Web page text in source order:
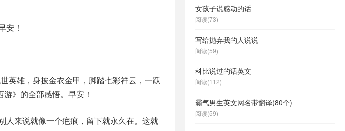
安！
英雄，身披金衣金甲，脚踏七彩祥云，一跃
》的全部感悟。早安！
人来说就像一个疤痕，留下就永久在。这就
女孩子说感动的话
阅读(73)
写给抛弃我的人说说
阅读(59)
科比说过的话英文
阅读(112)
霸气男生英文网名带翻译(80个)
阅读(59)